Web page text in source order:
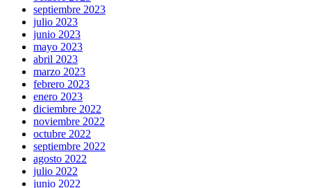
septiembre 2023
julio 2023
junio 2023
mayo 2023
abril 2023
marzo 2023
febrero 2023
enero 2023
diciembre 2022
noviembre 2022
octubre 2022
septiembre 2022
agosto 2022
julio 2022
junio 2022